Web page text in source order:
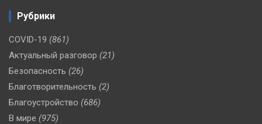
Рубрики
COVID-19 (861)
Актуальный разговор (21)
Безопасность (26)
Благотворительность (2)
Благоустройство (686)
В мире (975)